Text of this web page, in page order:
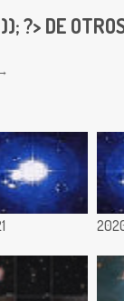
?> DE